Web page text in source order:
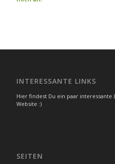
INTERESSANTE LINKS
Hier findest Du ein paar interessante
Website :)
SEITEN